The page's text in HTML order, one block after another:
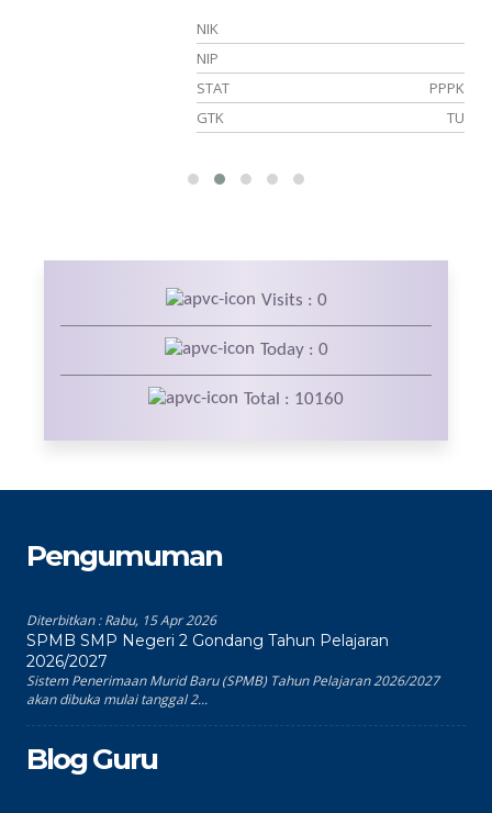
NIK
NIP
STAT
PPPK
GTK
TU
Visits : 0
Today : 0
Total : 10160
Pengumuman
Diterbitkan :Rabu, 15 Apr 2026
SPMB SMP Negeri 2 Gondang Tahun Pelajaran
2026/2027
Sistem Penerimaan Murid Baru (SPMB) Tahun Pelajaran 2026/2027
akan dibuka mulai tanggal 2...
Blog Guru